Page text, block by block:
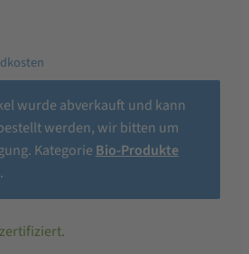
wurde abverkauft und kann
werden, wir bitten um
KategorieBio-Produkte